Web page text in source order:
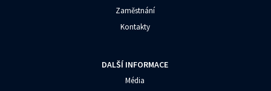
Zaměstnání
Kontakty
DALŠÍ INFORMACE
Média